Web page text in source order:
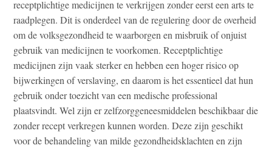
receptplichtige medicijnen te verkrijgen zonder eerst een arts te
raadplegen. Dit is onderdeel van de regulering door de overheid
om de volksgezondheid te waarborgen en misbruik of onjuist
gebruik van medicijnen te voorkomen. Receptplichtige
medicijnen zijn vaak sterker en hebben een hoger risico op
bijwerkingen of verslaving, en daarom is het essentieel dat hun
gebruik onder toezicht van een medische professional
plaatsvindt. Wel zijn er zelfzorggeneesmiddelen beschikbaar die
zonder recept verkregen kunnen worden. Deze zijn geschikt
voor de behandeling van milde gezondheidsklachten en zijn